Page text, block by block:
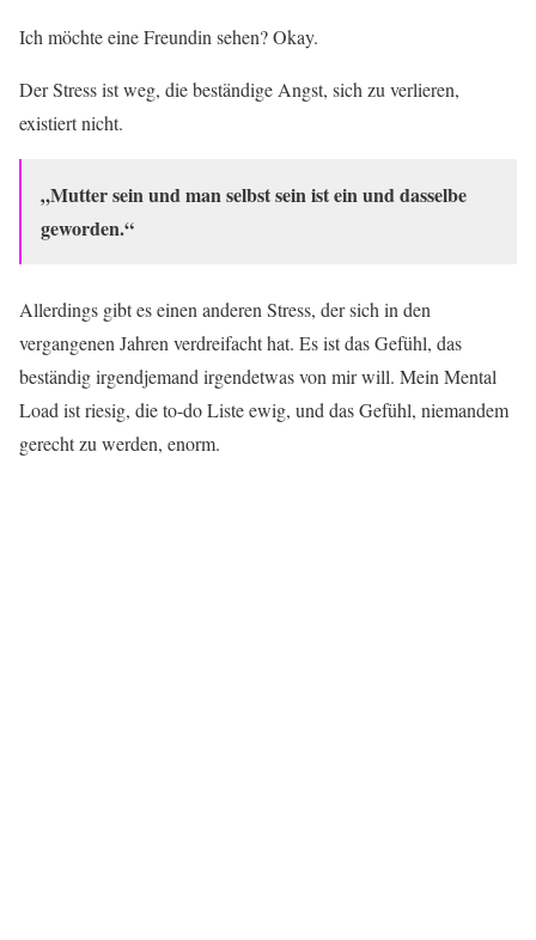
Ich möchte eine Freundin sehen? Okay.
Der Stress ist weg, die beständige Angst, sich zu verlieren,
existiert nicht.
„Mutter sein und man selbst sein ist ein und dasselbe
geworden.“
Allerdings gibt es einen anderen Stress, der sich in den
vergangenen Jahren verdreifacht hat. Es ist das Gefühl, das
beständig irgendjemand irgendetwas von mir will. Mein Mental
Load ist riesig, die to-do Liste ewig, und das Gefühl, niemandem
gerecht zu werden, enorm.